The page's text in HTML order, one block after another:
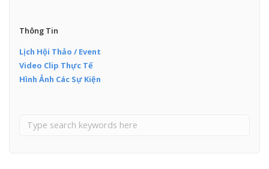
Thông Tin
Lịch Hội Thảo / Event
Video Clip Thực Tế
Hình Ảnh Các Sự Kiện